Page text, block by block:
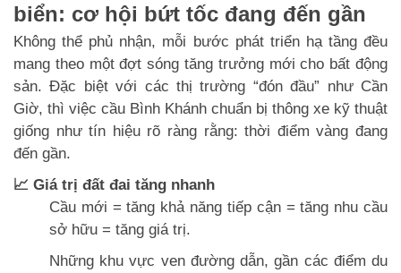
biển: cơ hội bứt tốc đang đến gần
Không thể phủ nhận, mỗi bước phát triển hạ tầng đều
mang theo một đợt sóng tăng trưởng mới cho bất động
sản. Đặc biệt với các thị trường “đón đầu” như Cần
Giờ, thì việc cầu Bình Khánh chuẩn bị thông xe kỹ thuật
giống như tín hiệu rõ ràng rằng: thời điểm vàng đang
đến gần.
📈 Giá trị đất đai tăng nhanh
Cầu mới = tăng khả năng tiếp cận = tăng nhu cầu
sở hữu = tăng giá trị.
Những khu vực ven đường dẫn, gần các điểm du